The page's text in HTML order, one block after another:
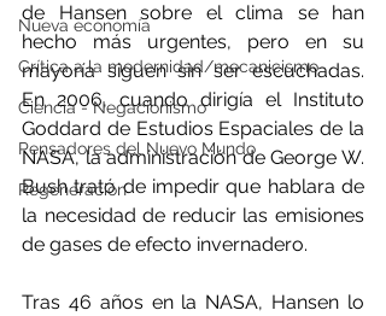
Nueva economía
Crítica a la modernidad/mecanicismo
Ciencia - Negacionismo
Pensadores del Nuevo Mundo
Regeneración
de Hansen sobre el clima se han
hecho más urgentes, pero en su
mayoría siguen sin ser escuchadas.
En 2006, cuando dirigía el Instituto
Goddard de Estudios Espaciales de la
NASA, la administración de George W.
Bush trató de impedir que hablara de
la necesidad de reducir las emisiones
de gases de efecto invernadero.
Tras 46 años en la NASA, Hansen lo